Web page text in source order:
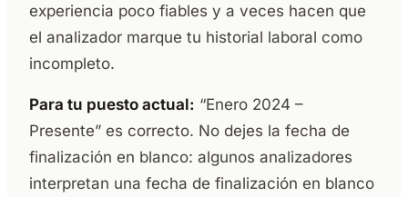
experiencia poco fiables y a veces hacen que
el analizador marque tu historial laboral como
incompleto.
Para tu puesto actual: “Enero 2024 –
Presente” es correcto. No dejes la fecha de
finalización en blanco: algunos analizadores
interpretan una fecha de finalización en blanco